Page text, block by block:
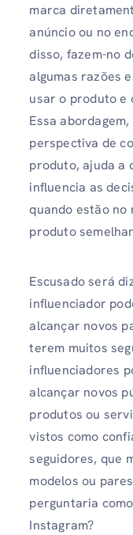
marca
anúncio ou no
disso, fazem-no
algumas razões
usar o produto e
Essa
perspectiva de
produto, ajuda a
influencia as
quando estão no
produto
Escusado será
influenciador
alcançar novos
terem muitos
influenciadores
alcançar novos
produtos ou
vistos como
seguidores, que
modelos ou
perguntaria
Instagram?